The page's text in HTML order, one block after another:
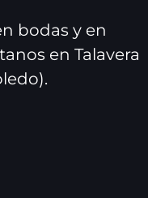
bodas y en
en Talavera